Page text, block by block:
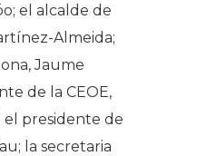
el alcalde de
Almeida;
Jaume
de la CEOE,
el presidente de
la secretaria